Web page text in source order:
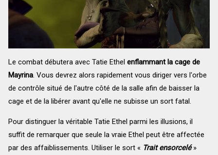
Le combat débutera avec Tatie Ethel enflammant la cage de
Mayrina. Vous devrez alors rapidement vous diriger vers l'orbe
de contrôle situé de l'autre côté de la salle afin de baisser la
cage et de la libérer avant qu'elle ne subisse un sort fatal.
Pour distinguer la véritable Tatie Ethel parmi les illusions, il
suffit de remarquer que seule la vraie Ethel peut être affectée
par des affaiblissements. Utiliser le sort « Trait ensorcelé»